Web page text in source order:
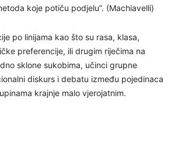
koje potiču podjelu”. (Machiavelli)
po linijama kao što su rasa, klasa,
preferencije, ili drugim riječima na
sklone sukobima, učinci grupne
diskurs i debatu između pojedinaca
krajnje malo vjerojatnim.